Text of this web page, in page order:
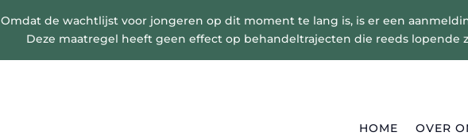
Omdat de wachtlijst voor jongeren op dit moment te lang is, is er een
Deze maatregel heeft geen effect op behandeltrajecten die reeds lopende
HOME OVER